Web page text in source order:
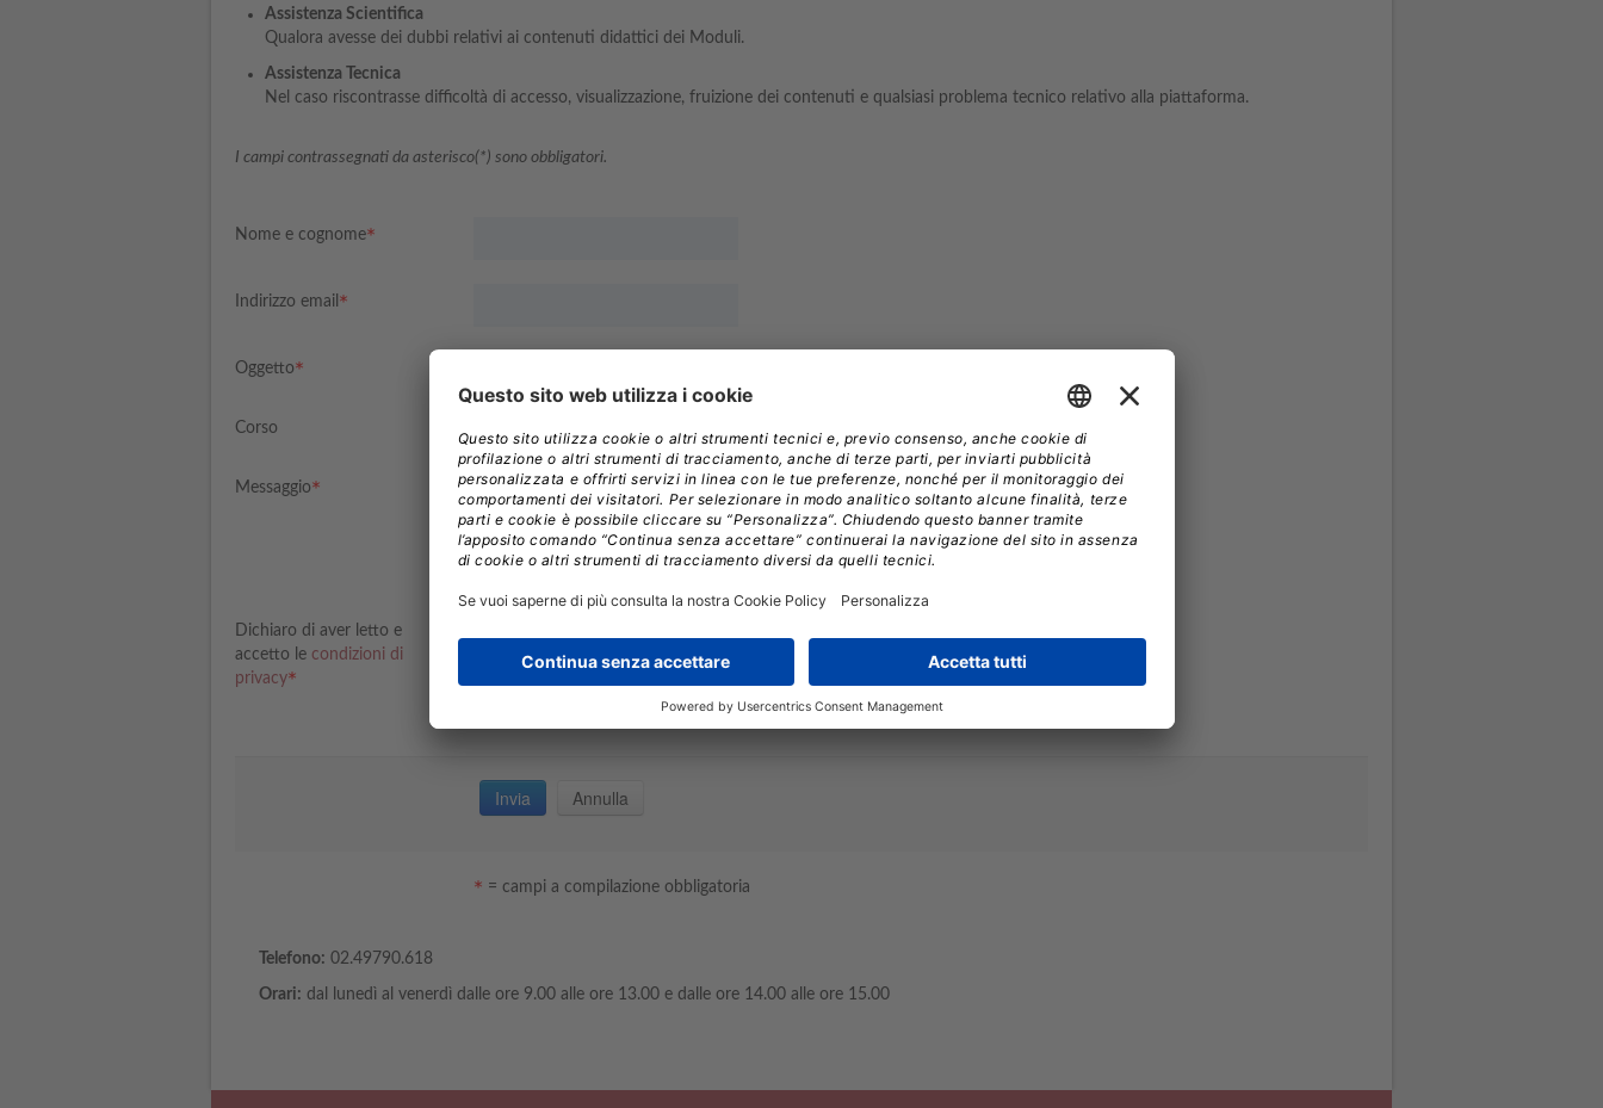
Assistenza Scientifica
Qualora avesse dei dubbi relativi ai contenuti didattici dei Moduli.
Assistenza Tecnica
Nel caso riscontrasse difficoltà di accesso, visualizzazione, fruizione dei contenuti e qualsiasi problema tecnico relativo alla piattaforma.
I campi contrassegnati da asterisco(*) sono obbligatori.
Nome e cognome
Indirizzo email
Oggetto
Corso
Messaggio
Dichiaro di aver letto e
accetto le condizioni di
privacy
= campi a compilazione obbligatoria
Telefono: 02.49790.618
Orari: dal lunedì al venerdì dalle ore 9.00 alle ore 13.00 e dalle ore 14.00 alle ore 15.00